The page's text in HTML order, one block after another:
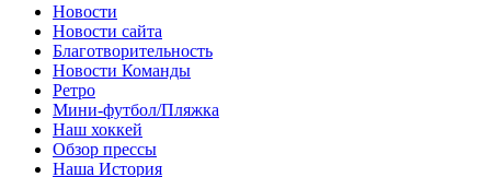
Новости
Новости сайта
Благотворительность
Новости Команды
Ретро
Мини-футбол/Пляжка
Наш хоккей
Обзор прессы
Наша История